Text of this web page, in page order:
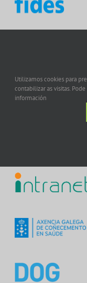
Utilizamos cookies para
contabilizar as visitas.
información